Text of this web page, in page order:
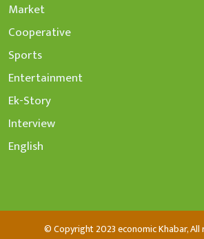
Market
Cooperative
Sports
Entertainment
Ek-Story
Interview
English
© Copyright 2023 economic Khabar, All